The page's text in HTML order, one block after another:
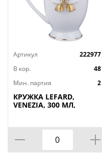
Артикул
222977
В кор.
48
Мин. партия
2
КРУЖКА LEFARD,
VENEZIA, 300 МЛ,